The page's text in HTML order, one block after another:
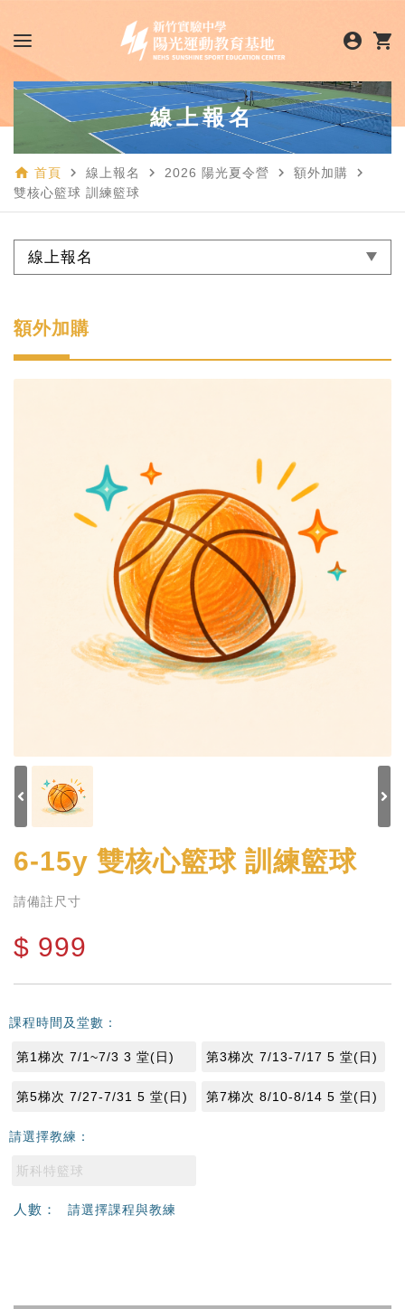
account_circle shopping_cart
線上報名
home 首頁 navigate_next 線上報名 navigate_next 2026 陽光夏令營 navigate_next 額外加購 navigate_next
雙核心籃球 訓練籃球
線上報名
額外加購
6-15y 雙核心籃球 訓練籃球
請備註尺寸
$ 999
課程時間及堂數：
第1梯次 7/1~7/3 3 堂(日) 第3梯次 7/13-7/17 5 堂(日)
第5梯次 7/27-7/31 5 堂(日) 第7梯次 8/10-8/14 5 堂(日)
請選擇教練：
斯科特籃球
人數： 請選擇課程與教練